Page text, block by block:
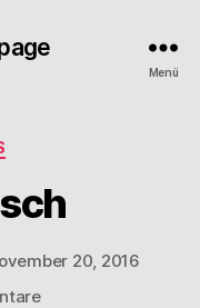
Menü
20, 2016
zu